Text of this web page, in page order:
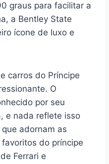
graus para facilitar a
a Bentley State
ícone de luxo e
carros do Príncipe
O
por seu
e nada reflete isso
adornam as
do príncipe
Ferrari e